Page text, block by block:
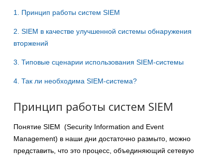
1. Принцип работы систем SIEM
2. SIEM в качестве улучшенной системы обнаружения
вторжений
3. Типовые сценарии использования SIEM-системы
4. Так ли необходима SIEM-система?
Принцип работы систем SIEM
Понятие SIEM (Security Information and Event
Management) в наши дни достаточно размыто, можно
представить, что это процесс, объединяющий сетевую